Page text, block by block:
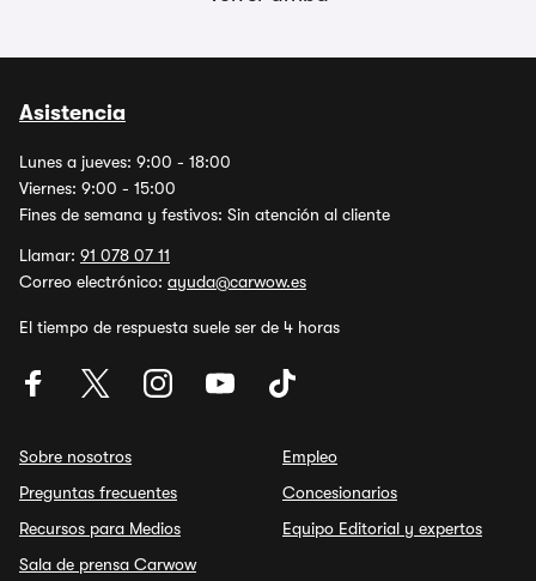
Asistencia
Lunes a jueves: 9:00 - 18:00
Viernes: 9:00 - 15:00
Fines de semana y festivos: Sin atención al cliente
Llamar: 91 078 07 11
Correo electrónico: ayuda@carwow.es
El tiempo de respuesta suele ser de 4 horas
Sobre nosotros
Preguntas frecuentes
Recursos para Medios
Sala de prensa Carwow
Empleo
Concesionarios
Equipo Editorial y expertos